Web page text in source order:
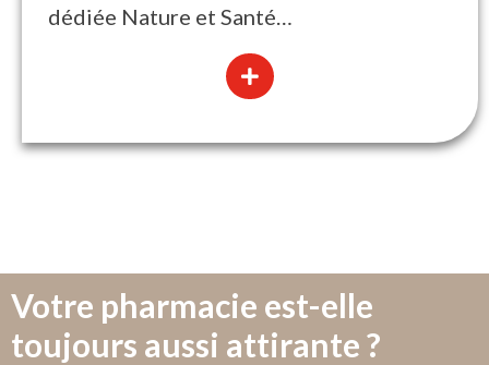
dédiée Nature et Santé…
Votre pharmacie est-elle
toujours aussi attirante ?